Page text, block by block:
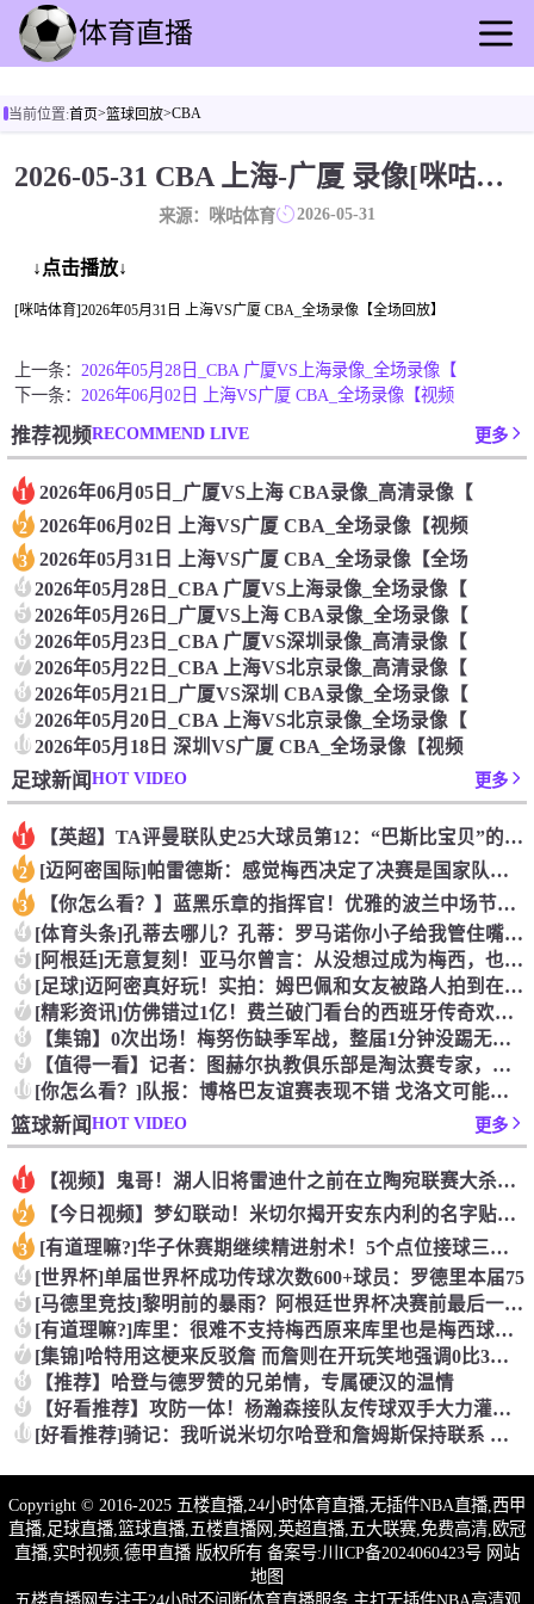
足球直播
足球速报
篮球速报
当前位置:首页>篮球回放>CBA
2026-05-31 CBA 上海-广厦 录像[咪咕体育]
来源：咪咕体育 2026-05-31
↓点击播放↓
[咪咕体育]2026年05月31日 上海VS广厦 CBA_全场录像【全场回放】
上一条： 2026年05月28日_CBA 广厦VS上海录像_全场录像【
下一条： 2026年06月02日 上海VS广厦 CBA_全场录像【视频
推荐视频RECOMMEND LIVE 更多
1 2026年06月05日_广厦VS上海 CBA录像_高清录像【
2 2026年06月02日 上海VS广厦 CBA_全场录像【视频
3 2026年05月31日 上海VS广厦 CBA_全场录像【全场
4 2026年05月28日_CBA 广厦VS上海录像_全场录像【
5 2026年05月26日_广厦VS上海 CBA录像_全场录像【
6 2026年05月23日_CBA 广厦VS深圳录像_高清录像【
7 2026年05月22日_CBA 上海VS北京录像_高清录像【
8 2026年05月21日_广厦VS深圳 CBA录像_全场录像【
9 2026年05月20日_CBA 上海VS北京录像_全场录像【
102026年05月18日 深圳VS广厦 CBA_全场录像【视频
足球新闻HOT VIDEO 更多
1 【英超】TA评曼联队史25大球员第12：“巴斯比宝贝”的绝佳
2 [迈阿密国际]帕雷德斯：感觉梅西决定了决赛是国家队最后一战，
3 【你怎么看？】蓝黑乐章的指挥官！优雅的波兰中场节拍器！
4 [体育头条]孔蒂去哪儿？孔蒂：罗马诺你小子给我管住嘴哈！
5 [阿根廷]无意复刻！亚马尔曾言：从没想过成为梅西，也不会穿他
6 [足球]迈阿密真好玩！实拍：姆巴佩和女友被路人拍到在夜店狂欢
7 [精彩资讯]仿佛错过1亿！费兰破门看台的西班牙传奇欢呼，拉莫
8 【集锦】0次出场！梅努伤缺季军战，整届1分钟没踢无缘世界杯首
9 【值得一看】记者：图赫尔执教俱乐部是淘汰赛专家，但在真正压力
10 [你怎么看？]队报：博格巴友谊赛表现不错 戈洛文可能加盟沙特
篮球新闻HOT VIDEO 更多
1 【视频】鬼哥！湖人旧将雷迪什之前在立陶宛联赛大杀四方
2 【今日视频】梦幻联动！米切尔揭开安东内利的名字贴纸！
3 [有道理嘛?]华子休赛期继续精进射术！5个点位接球三分全部命
4 [世界杯]单届世界杯成功传球次数600+球员：罗德里本届75
5 [马德里竞技]黎明前的暴雨？阿根廷世界杯决赛前最后一堂训练课
6 [有道理嘛?]库里：很难不支持梅西原来库里也是梅西球迷！
7 [集锦]哈特用这梗来反驳詹 而詹则在开玩笑地强调0比3和1比
8 【推荐】哈登与德罗赞的兄弟情，专属硬汉的温情
9 【好看推荐】攻防一体！杨瀚森接队友传球双手大力灌篮&防守端再
10 [好看推荐]骑记：我听说米切尔哈登和詹姆斯保持联系 但招募不
Copyright © 2016-2025 五楼直播,24小时体育直播,无插件NBA直播,西甲
直播,足球直播,篮球直播,五楼直播网,英超直播,五大联赛,免费高清,欧冠
直播,实时视频,德甲直播 版权所有 备案号:川ICP备2024060423号 网站
地图